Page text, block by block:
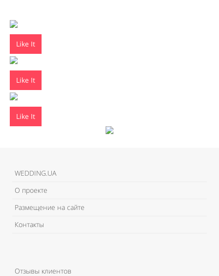
Like It
Like It
Like It
WEDDING.UA
О проекте
Размещение на сайте
Контакты
Отзывы клиентов